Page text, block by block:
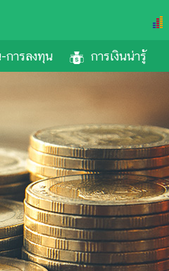
การลงทุน การเงินน่ารู้